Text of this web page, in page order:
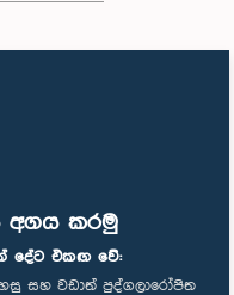
අගය කරමු
දේට එකඟ වේ:
සහ වඩාත් පුද්ගලාරෝපිත